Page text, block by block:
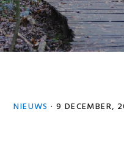
NIEUWS · 9 DECEMBER,